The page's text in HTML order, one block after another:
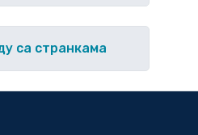
са странкама